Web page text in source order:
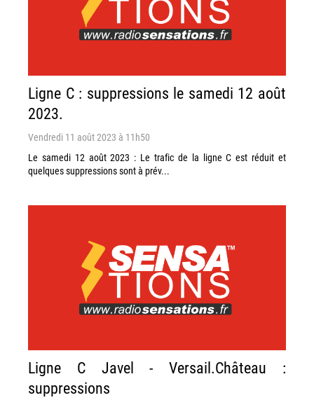
Ligne C : suppressions le samedi 12 août
2023.
Vendredi 11 août 2023 à 11h50
Le samedi 12 août 2023 : Le trafic de la ligne C est réduit et
quelques suppressions sont à prév...
Ligne C Javel - Versail.Château :
suppressions